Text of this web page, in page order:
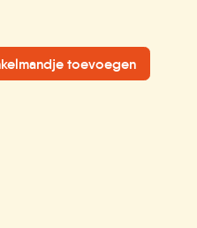
toevoegen